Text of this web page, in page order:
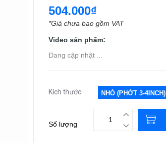
504.000₫
*Giá chưa bao gồm VAT
Video sản phẩm:
Đang cập nhật ...
Kích thước NHỎ (PHỚT 3-4INCH)
Số lượng